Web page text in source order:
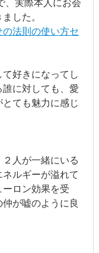
、実際本人にお会
した。
法則の使い方セ
好きになってし
に対しても、愛
ても魅力に感じ
人が一緒にいる
ルギーが溢れて
ロン効果を受
が嘘のように良